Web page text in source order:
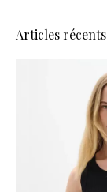
Articles récents